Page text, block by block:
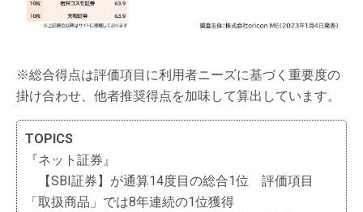
※総合得点は評価項目に利用者ニーズに基づく重要度の
掛け合わせ、他者推奨得点を加味して算出しています。
TOPICS
『ネット証券』
【SBI証券】が通算14度目の総合1位 評価項目
「取扱商品」では8年連続の1位獲得